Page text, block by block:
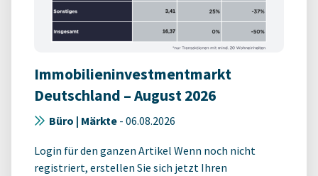
Immobilieninvestmentmarkt
Deutschland – August 2026
Büro | Märkte - 06.08.2026
Login für den ganzen Artikel Wenn noch nicht
registriert, erstellen Sie sich jetzt Ihren